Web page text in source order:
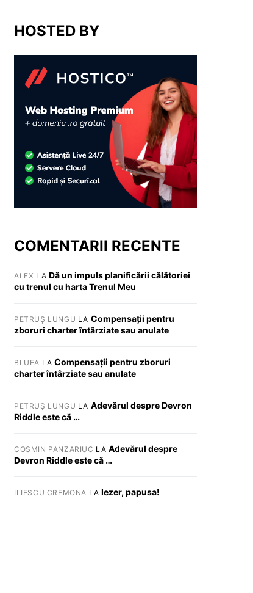
HOSTED BY
COMENTARII RECENTE
ALEX LA Dă un impuls planificării călătoriei
cu trenul cu harta Trenul Meu
PETRUȘ LUNGU LA Compensații pentru
zboruri charter întârziate sau anulate
BLUEA LACompensații pentru zboruri
charter întârziate sau anulate
PETRUȘ LUNGU LA Adevărul despre Devron
Riddle este că …
COSMIN PANZARIUC LA Adevărul despre
Devron Riddle este că …
ILIESCU CREMONA LA Iezer, papusa!